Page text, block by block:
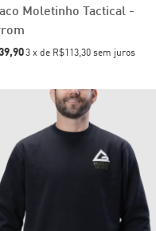
Moletinho Tactical -
3 x de R$113,30 sem juros